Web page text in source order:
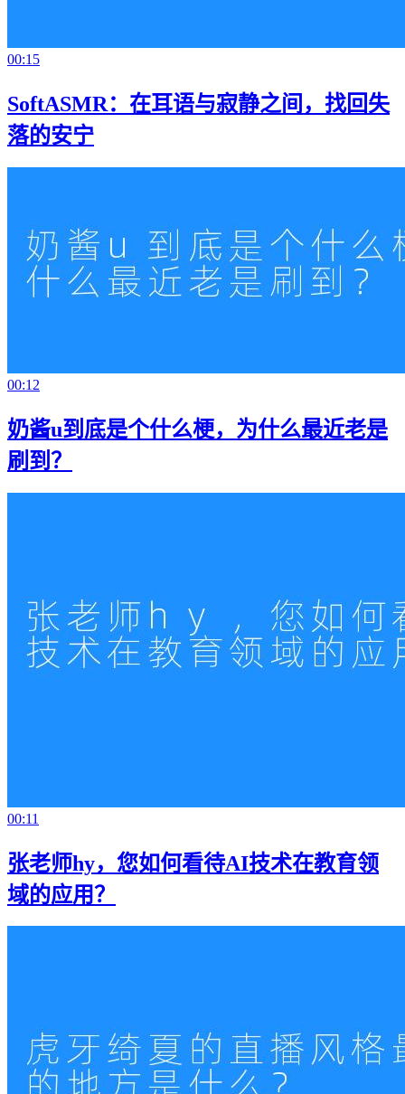
00:15
SoftASMR：在耳语与寂静之间，找回失
落的安宁
00:12
奶酱u到底是个什么梗，为什么最近老是
刷到？
00:11
张老师hy，您如何看待AI技术在教育领
域的应用？